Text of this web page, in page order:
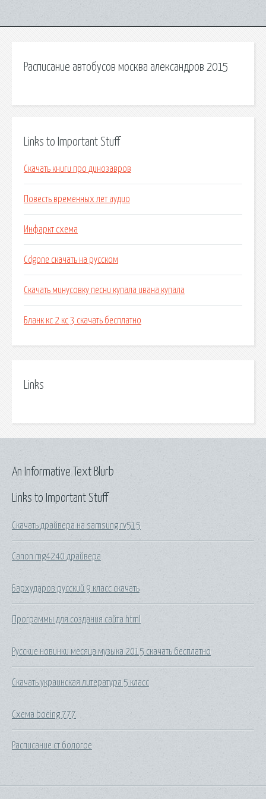
Расписание автобусов москва александров 2015
Links to Important Stuff
Скачать книги про динозавров
Повесть временных лет аудио
Инфаркт схема
Cdgone скачать на русском
Скачать минусовку песни купала ивана купала
Бланк кс 2 кс 3 скачать бесплатно
Links
Links to Important Stuff
Скачать драйвера на samsung rv515
Canon mg4240 драйвера
Бархударов русский 9 класс скачать
Программы для создания сайта html
Русские новинки месяца музыка 2015 скачать бесплатно
Скачать украинская литература 5 класс
Схема boeing 777
Расписание ст бологое
An Informative Text Blurb